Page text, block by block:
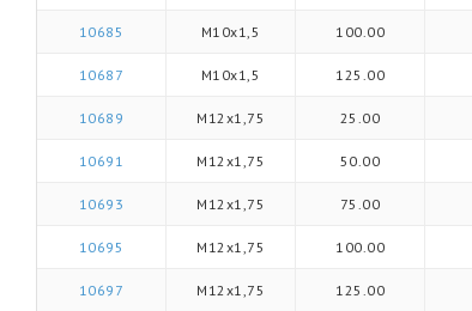
10685 M10x1,5 100.00
10687 M10x1,5 125.00
10689 M12x1,75 25.00
10691 M12x1,75 50.00
10693 M12x1,75 75.00
10695 M12x1,75 100.00
10697 M12x1,75 125.00